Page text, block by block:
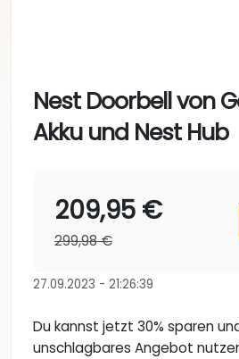
Nest Doorbell von
Akku und Nest Hub
209,95 €
299,98 €
27.09.2023 - 21:26:39
Du kannst jetzt 30% sparen
unschlagbares Angebot